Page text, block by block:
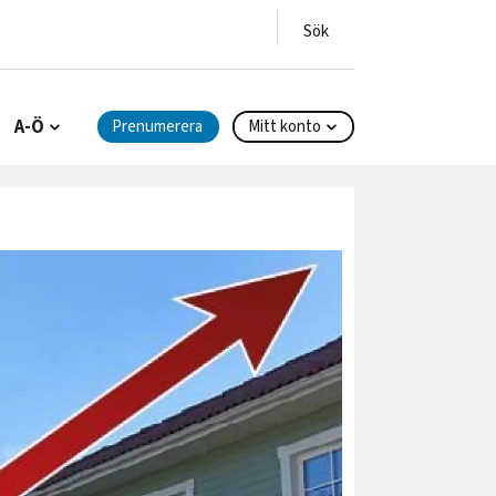
A-Ö Prenumerera Mitt konto